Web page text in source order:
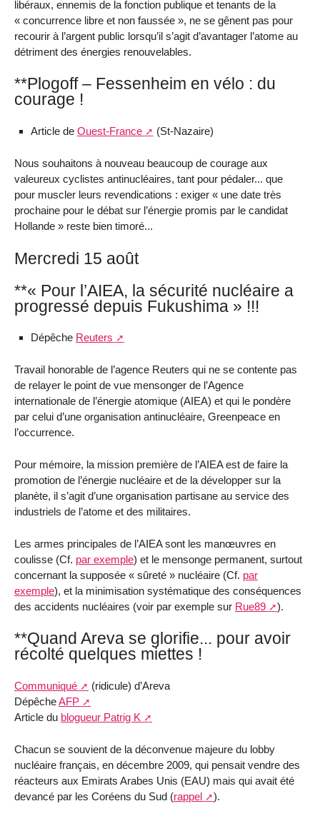
libéraux, ennemis de la fonction publique et tenants de la
« concurrence libre et non faussée », ne se gênent pas pour
recourir à l’argent public lorsqu’il s’agit d’avantager l’atome au
détriment des énergies renouvelables.
**Plogoff – Fessenheim en vélo : du
courage !
Article de Ouest-France (St-Nazaire)
Nous souhaitons à nouveau beaucoup de courage aux
valeureux cyclistes antinucléaires, tant pour pédaler... que
pour muscler leurs revendications : exiger « une date très
prochaine pour le débat sur l’énergie promis par le candidat
Hollande » reste bien timoré...
Mercredi 15 août
**« Pour l’AIEA, la sécurité nucléaire a
progressé depuis Fukushima » !!!
Dépêche Reuters
Travail honorable de l’agence Reuters qui ne se contente pas
de relayer le point de vue mensonger de l’Agence
internationale de l’énergie atomique (AIEA) et qui le pondère
par celui d’une organisation antinucléaire, Greenpeace en
l’occurrence.
Pour mémoire, la mission première de l’AIEA est de faire la
promotion de l’énergie nucléaire et de la développer sur la
planète, il s’agit d’une organisation partisane au service des
industriels de l’atome et des militaires.
Les armes principales de l’AIEA sont les manœuvres en
coulisse (Cf. par exemple) et le mensonge permanent, surtout
concernant la supposée « sûreté » nucléaire (Cf. par
exemple), et la minimisation systématique des conséquences
des accidents nucléaires (voir par exemple sur Rue89 ).
**Quand Areva se glorifie... pour avoir
récolté quelques miettes !
Communiqué
(ridicule) d’Areva
DépêcheAFP
Article du blogueur Patrig K
Chacun se souvient de la déconvenue majeure du lobby
nucléaire français, en décembre 2009, qui pensait vendre des
réacteurs aux Emirats Arabes Unis (EAU) mais qui avait été
devancé par les Coréens du Sud (rappel ).